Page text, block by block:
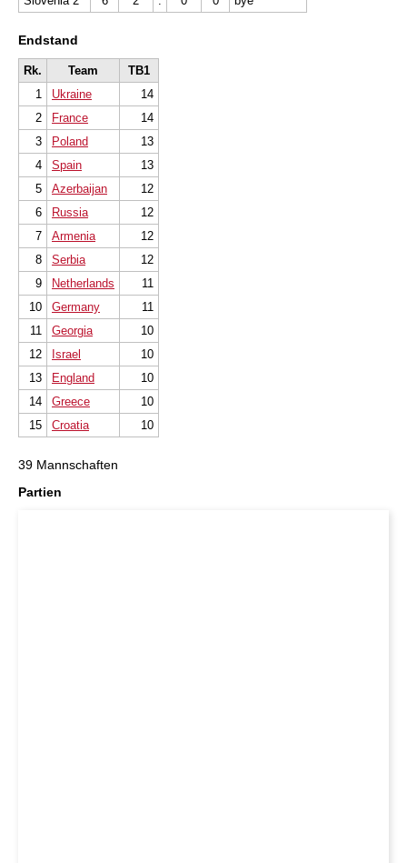
Endstand
Rk. Team
TB1
1
Ukraine
14
2
France
14
3
Poland
13
4
Spain
13
5
Azerbaijan
12
6
Russia
12
7
Armenia
12
8
Serbia
12
9
Netherlands
11
10
Germany
11
11
Georgia
10
12
Israel
10
13
England
10
14
Greece
10
15
Croatia 10
39 Mannschaften
Partien